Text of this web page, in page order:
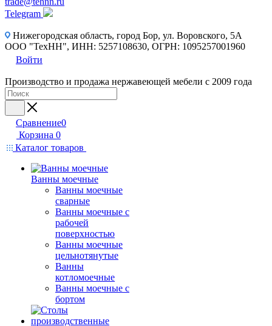
Telegram
Нижегородская область, город Бор, ул. Воровского, 5А
ООО "ТехНН", ИНН: 5257108630, ОГРН: 1095257001960
Войти
Производство и продажа нержавеющей мебели с 2009 года
Сравнение0
Корзина 0
Каталог товаров
Ванны моечные
Ванны моечные
сварные
Ванны моечные с
рабочей
поверхностью
Ванны моечные
цельнотянутые
Ванны
котломоечные
Ванны моечные с
бортом